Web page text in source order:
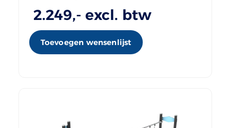
2.249,- excl. btw
Toevoegen wensenlijst